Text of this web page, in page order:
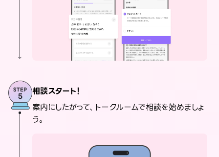
相談スタート！
案内にしたがって、トークルームで相談を始めましょ
う。